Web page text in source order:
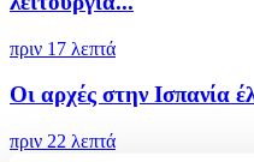
πριν 17 λεπτά
Οι αρχές στην Ισπανία
πριν 22 λεπτά